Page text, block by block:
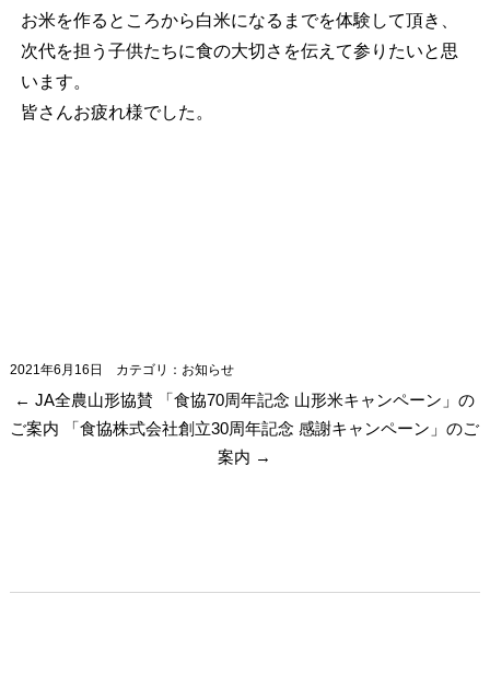
お米を作るところから白米になるまでを体験して頂き、
次代を担う子供たちに食の大切さを伝えて参りたいと思
います。
皆さんお疲れ様でした。
2021年6月16日 カテゴリ： お知らせ
← JA全農山形協賛 「食協70周年記念 山形米キャンペーン」の
ご案内
「食協株式会社創立30周年記念 感謝キャンペーン」のご
案内 →